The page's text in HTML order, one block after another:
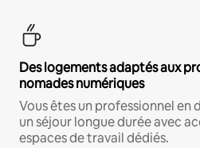
Des logements adaptés aux
nomades numériques
Vous êtes un professionnel en
un séjour longue durée avec
espaces de travail dédiés.